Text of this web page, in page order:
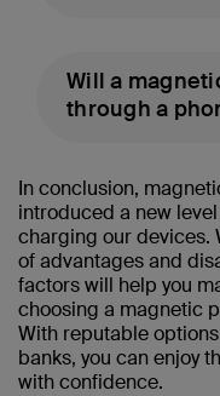
Will a
through a
In conclusion,
introduced a new
charging our devices.
of advantages and
factors will help you
choosing a magnetic
With reputable
banks, you can enjoy
with confidence.